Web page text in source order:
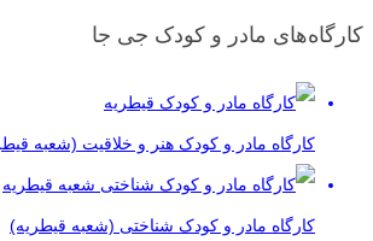
کارگاه‌های مادر و کودک جی جا
کارگاه مادر و کودک هنر و خلاقیت (شعبه
کارگاه مادر و کودک شناختی (شعبه قیطریه)